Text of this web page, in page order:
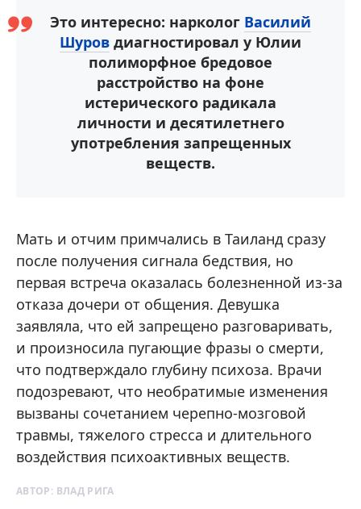
Это интересно: нарколог Василий
Шуров диагностировал у Юлии
полиморфное бредовое
расстройство на фоне
истерического радикала
личности и десятилетнего
употребления запрещенных
веществ.
Мать и отчим примчались в Таиланд сразу
после получения сигнала бедствия, но
первая встреча оказалась болезненной из-за
отказа дочери от общения. Девушка
заявляла, что ей запрещено разговаривать,
и произносила пугающие фразы о смерти,
что подтверждало глубину психоза. Врачи
подозревают, что необратимые изменения
вызваны сочетанием черепно-мозговой
травмы, тяжелого стресса и длительного
воздействия психоактивных веществ.
АВТОР: ВЛАД РИГА